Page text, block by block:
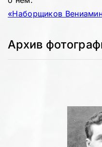
«Наборщиков
Архив